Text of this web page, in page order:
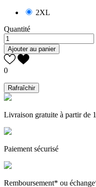
2XL
Quantité
Ajouter au panier
0
Livraison gratuite à partir de
Paiement sécurisé
Remboursement* ou